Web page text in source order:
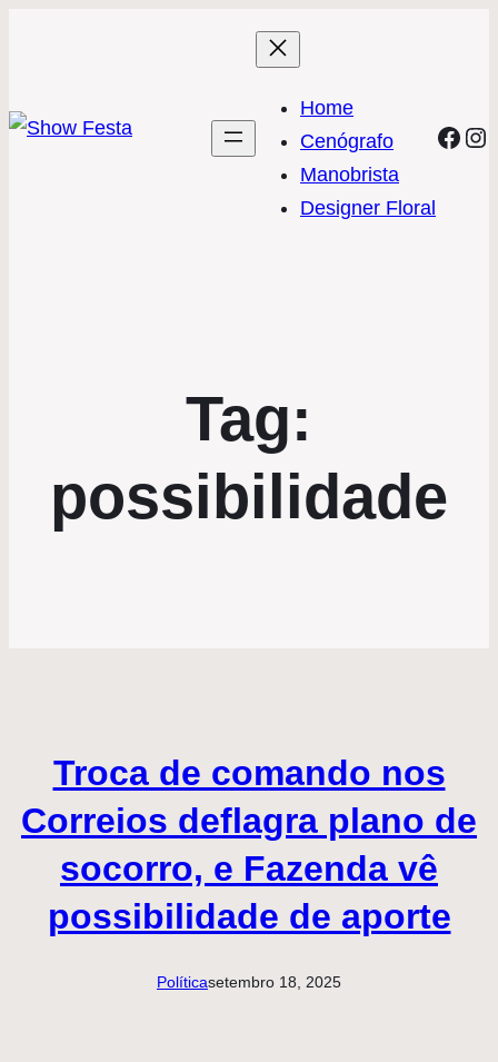
Home
Cenógrafo
Manobrista
Designer Floral
Tag:
possibilidade
Troca de comando nos
Correios deflagra plano de
socorro, e Fazenda vê
possibilidade de aporte
Políticasetembro 18, 2025